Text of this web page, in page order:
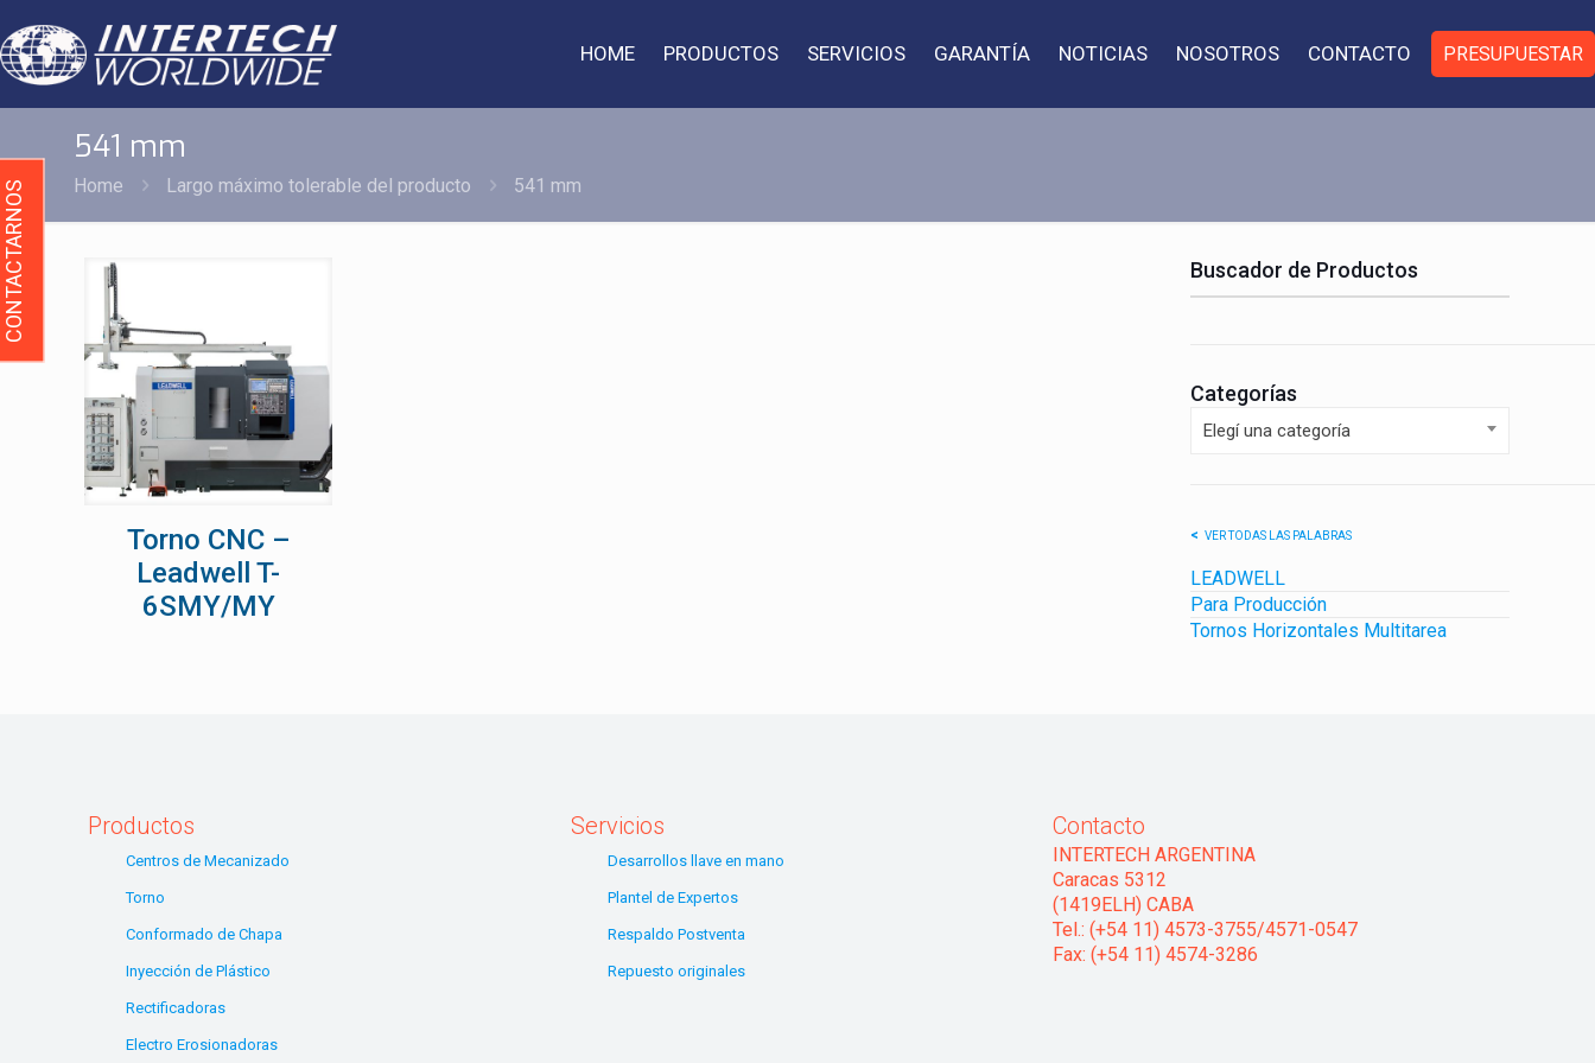
HOME PRODUCTOS SERVICIOS GARANTÍA NOTICIAS NOSOTROS CONTACTO PRESUPUESTAR
541 mm
Home Largo máximo tolerable del producto 541 mm
Torno CNC –
Leadwell T-
6SMY/MY
Buscador de Productos
Categorías
Elegí una categoría
VER TODAS LAS PALABRAS
LEADWELL
Para Producción
Tornos Horizontales Multitarea
Productos
Centros de Mecanizado
Torno
Conformado de Chapa
Inyección de Plástico
Rectificadoras
Electro Erosionadoras
Servicios
Desarrollos llave en mano
Plantel de Expertos
Respaldo Postventa
Repuesto originales
Contacto
INTERTECH ARGENTINA
Caracas 5312
(1419ELH) CABA
Tel.: (+54 11) 4573-3755/4571-0547
Fax: (+54 11) 4574-3286
CONTACTARNOS